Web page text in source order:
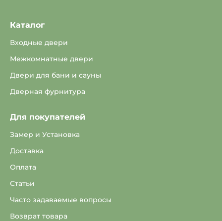
Каталог
Входные двери
Межкомнатные двери
Двери для бани и сауны
Дверная фурнитура
Для покупателей
Замер и Установка
Доставка
Оплата
Статьи
Часто задаваемые вопросы
Возврат товара